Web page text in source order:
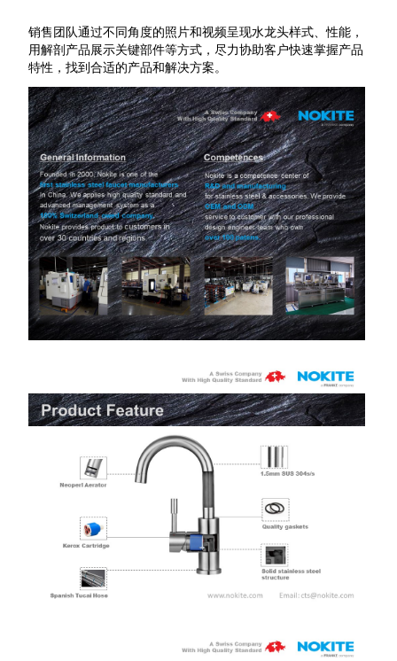
销售团队通过不同角度的照片和视频呈现水龙头样式、性能，
用解剖产品展示关键部件等方式，尽力协助客户快速掌握产品
特性，找到合适的产品和解决方案。